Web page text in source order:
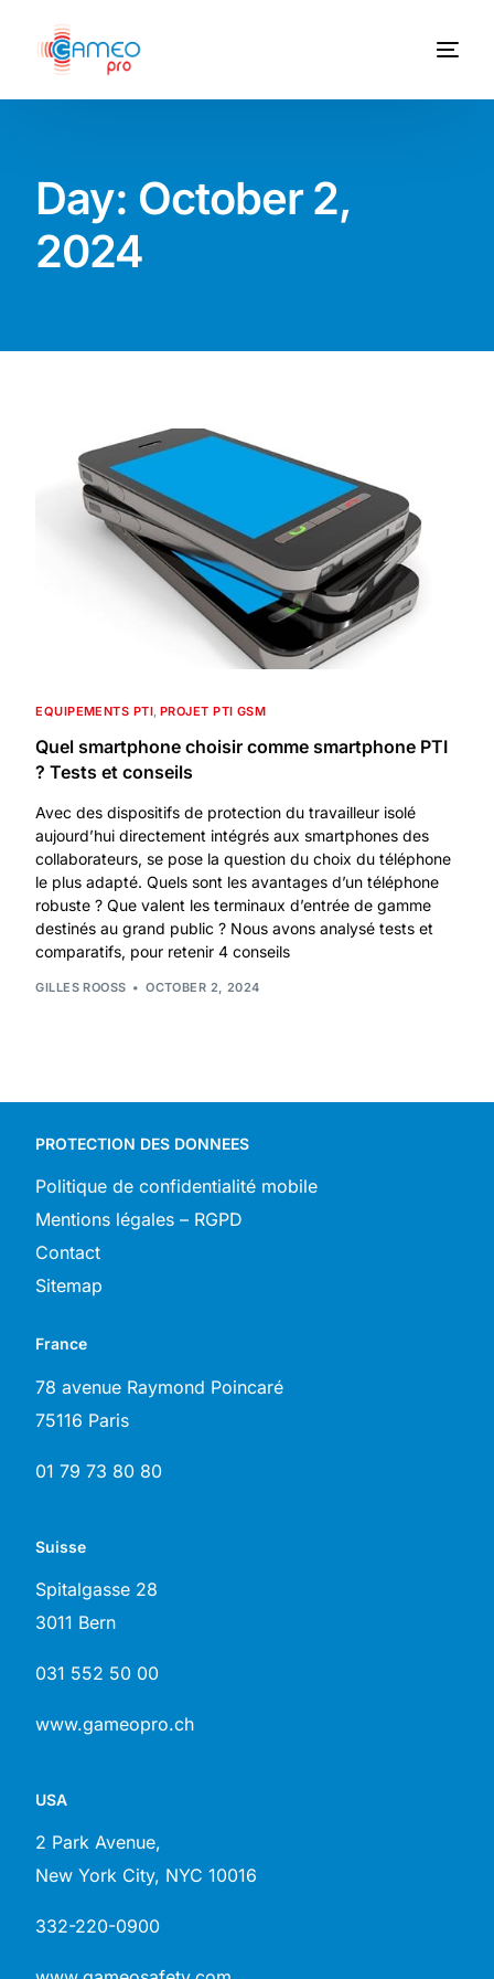
Day: October 2,
2024
EQUIPEMENTS PTI,PROJET PTI GSM
Quel smartphone choisir comme smartphone PTI
? Tests et conseils
Avec des dispositifs de protection du travailleur isolé
aujourd’hui directement intégrés aux smartphones des
collaborateurs, se pose la question du choix du téléphone
le plus adapté. Quels sont les avantages d’un téléphone
robuste ? Que valent les terminaux d’entrée de gamme
destinés au grand public ? Nous avons analysé tests et
comparatifs, pour retenir 4 conseils
GILLES ROOSS OCTOBER 2, 2024
PROTECTION DES DONNEES
Politique de confidentialité mobile
Mentions légales – RGPD
Contact
Sitemap
France
78 avenue Raymond Poincaré
75116 Paris
01 79 73 80 80
Suisse
Spitalgasse 28
3011 Bern
031 552 50 00
www.gameopro.ch
USA
2 Park Avenue,
New York City, NYC 10016
332-220-0900